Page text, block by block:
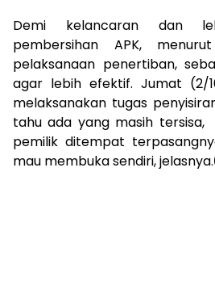
Demi kelancaran dan
pembersihan APK,
pelaksanaan penertiban,
agar lebih efektif. Jumat (2/
melaksanakan tugas
tahu ada yang masih tersisa,
pemilik ditempat
mau membuka sendiri, jelasnya.